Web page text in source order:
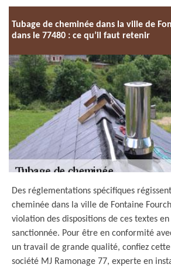
Tubage de cheminée dans la ville de
dans le 77480 : ce qu’il faut retenir
Des réglementations spécifiques
cheminée dans la ville de Fontaine
violation des dispositions de ces textes
sanctionnée. Pour être en conformité
un travail de grande qualité, confiez
société MJ Ramonage 77, experte en